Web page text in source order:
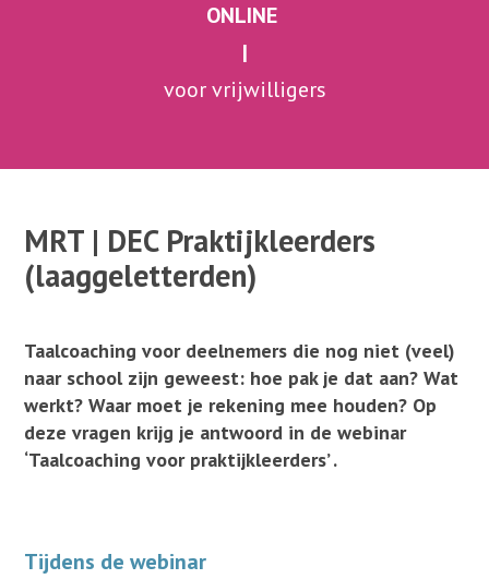
ONLINE
|
voor vrijwilligers
MRT | DEC Praktijkleerders
(laaggeletterden)
Taalcoaching voor deelnemers die nog niet (veel)
naar school zijn geweest: hoe pak je dat aan? Wat
werkt? Waar moet je rekening mee houden? Op
deze vragen krijg je antwoord in de webinar
‘Taalcoaching voor praktijkleerders’ .
Tijdens de webinar